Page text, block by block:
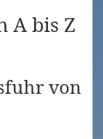
A bis Z
von